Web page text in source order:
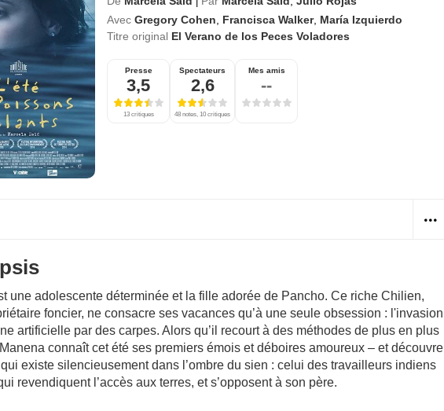
Avec Gregory Cohen Francisca Walker, María Izquierdo
Titre original El Verano de los Peces Voladores
Presse
3,5
13 critiques
Spectateurs
2,6
48 notes, 10 critiques
Mes amis
--
une adolescente déterminée et la fille adorée de Pancho. Ce riche Chilien,
foncier, ne consacre ses vacances qu’à une seule obsession : l'invasion
artificielle par des carpes. Alors qu’il recourt à des méthodes de plus en plus
connaît cet été ses premiers émois et déboires amoureux – et découvre
existe silencieusement dans l’ombre du sien : celui des travailleurs indiens
revendiquent l’accès aux terres, et s’opposent à son père.